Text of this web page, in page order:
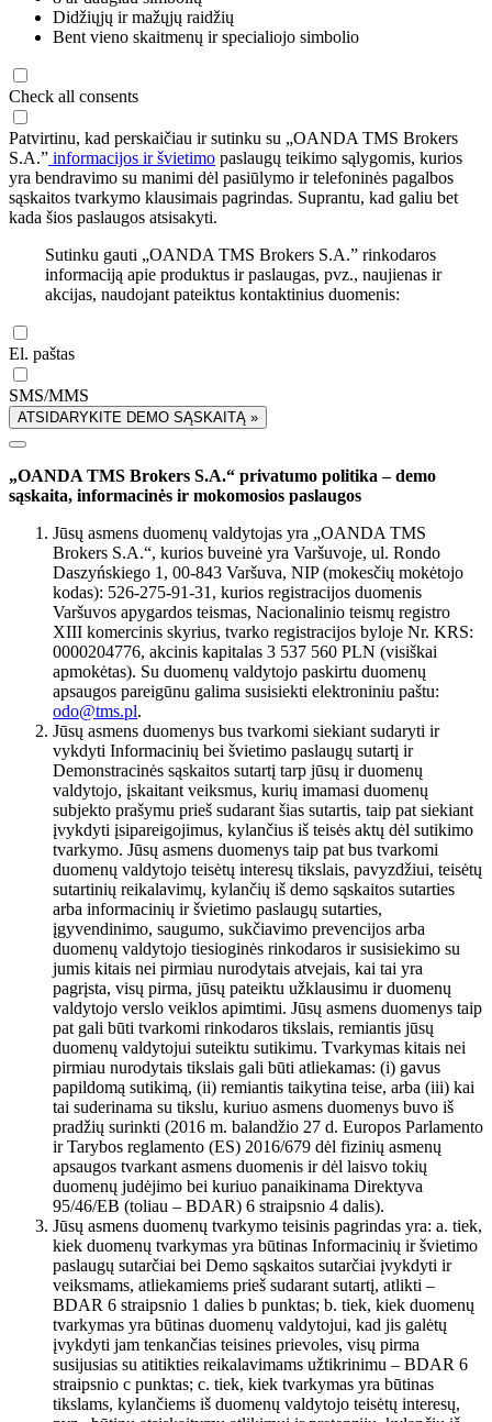
Didžiųjų ir mažųjų raidžių
Bent vieno skaitmenų ir specialiojo simbolio
Check all consents
Patvirtinu, kad perskaičiau ir sutinku su „OANDA TMS Brokers
S.A.” informacijos ir švietimo paslaugų teikimo sąlygomis, kurios
yra bendravimo su manimi dėl pasiūlymo ir telefoninės pagalbos
sąskaitos tvarkymo klausimais pagrindas. Suprantu, kad galiu bet
kada šios paslaugos atsisakyti.
Sutinku gauti „OANDA TMS Brokers S.A.” rinkodaros
informaciją apie produktus ir paslaugas, pvz., naujienas ir
akcijas, naudojant pateiktus kontaktinius duomenis:
El. paštas
SMS/MMS
ATSIDARYKITE DEMO SĄSKAITĄ »
„OANDA TMS Brokers S.A.“ privatumo politika – demo
sąskaita, informacinės ir mokomosios paslaugos
Jūsų asmens duomenų valdytojas yra „OANDA TMS
Brokers S.A.“, kurios buveinė yra Varšuvoje, ul. Rondo
Daszyńskiego 1, 00-843 Varšuva, NIP (mokesčių mokėtojo
kodas): 526-275-91-31, kurios registracijos duomenis
Varšuvos apygardos teismas, Nacionalinio teismų registro
XIII komercinis skyrius, tvarko registracijos byloje Nr. KRS:
0000204776, akcinis kapitalas 3 537 560 PLN (visiškai
apmokėtas). Su duomenų valdytojo paskirtu duomenų
apsaugos pareigūnu galima susisiekti elektroniniu paštu:
odo@tms.pl.
Jūsų asmens duomenys bus tvarkomi siekiant sudaryti ir
vykdyti Informacinių bei švietimo paslaugų sutartį ir
Demonstracinės sąskaitos sutartį tarp jūsų ir duomenų
valdytojo, įskaitant veiksmus, kurių imamasi duomenų
subjekto prašymu prieš sudarant šias sutartis, taip pat siekiant
įvykdyti įsipareigojimus, kylančius iš teisės aktų dėl sutikimo
tvarkymo. Jūsų asmens duomenys taip pat bus tvarkomi
duomenų valdytojo teisėtų interesų tikslais, pavyzdžiui, teisėtų
sutartinių reikalavimų, kylančių iš demo sąskaitos sutarties
arba informacinių ir švietimo paslaugų sutarties,
įgyvendinimo, saugumo, sukčiavimo prevencijos arba
duomenų valdytojo tiesioginės rinkodaros ir susisiekimo su
jumis kitais nei pirmiau nurodytais atvejais, kai tai yra
pagrįsta, visų pirma, jūsų pateiktu užklausimu ir duomenų
valdytojo verslo veiklos apimtimi. Jūsų asmens duomenys taip
pat gali būti tvarkomi rinkodaros tikslais, remiantis jūsų
duomenų valdytojui suteiktu sutikimu. Tvarkymas kitais nei
pirmiau nurodytais tikslais gali būti atliekamas: (i) gavus
papildomą sutikimą, (ii) remiantis taikytina teise, arba (iii) kai
tai suderinama su tikslu, kuriuo asmens duomenys buvo iš
pradžių surinkti (2016 m. balandžio 27 d. Europos Parlamento
ir Tarybos reglamento (ES) 2016/679 dėl fizinių asmenų
apsaugos tvarkant asmens duomenis ir dėl laisvo tokių
duomenų judėjimo bei kuriuo panaikinama Direktyva
95/46/EB (toliau – BDAR) 6 straipsnio 4 dalis).
Jūsų asmens duomenų tvarkymo teisinis pagrindas yra: a. tiek,
kiek duomenų tvarkymas yra būtinas Informacinių ir švietimo
paslaugų sutarčiai bei Demo sąskaitos sutarčiai įvykdyti ir
veiksmams, atliekamiems prieš sudarant sutartį, atlikti –
BDAR 6 straipsnio 1 dalies b punktas; b. tiek, kiek duomenų
tvarkymas yra būtinas duomenų valdytojui, kad jis galėtų
įvykdyti jam tenkančias teisines prievoles, visų pirma
susijusias su atitikties reikalavimams užtikrinimu – BDAR 6
straipsnio c punktas; c. tiek, kiek tvarkymas yra būtinas
tikslams, kylančiems iš duomenų valdytojo teisėtų interesų,